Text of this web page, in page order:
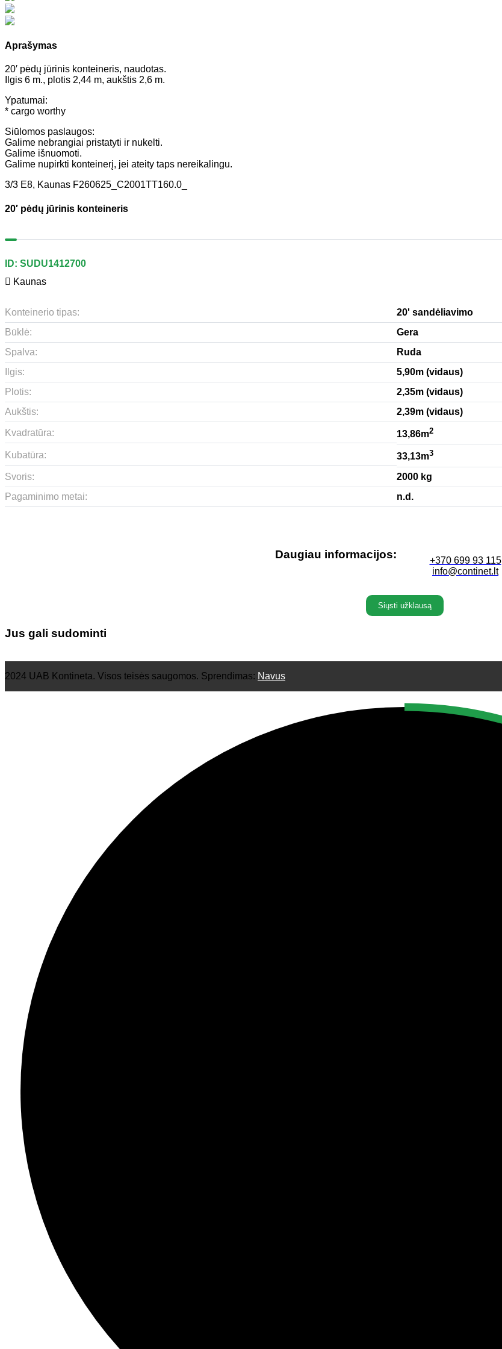
Aprašymas
20′ pėdų jūrinis konteineris, naudotas.
Ilgis 6 m., plotis 2,44 m, aukštis 2,6 m.
Ypatumai:
* cargo worthy
Siūlomos paslaugos:
Galime nebrangiai pristatyti ir nukelti.
Galime išnuomoti.
Galime nupirkti konteinerį, jei ateity taps nereikalingu.
3/3 E8, Kaunas F260625_C2001TT160.0_
20′ pėdų jūrinis konteineris
ID: SUDU1412700
Kaunas
Konteinerio tipas:
20' sandėliavimo
Būklė:
Gera
Spalva:
Ruda
Ilgis:
5,90m (vidaus)
Plotis:
2,35m (vidaus)
Aukštis:
2,39m (vidaus)
Kvadratūra: 13,86m2
Kubatūra: 33,13m3
Svoris:
2000 kg
Pagaminimo metai:
n.d.
Daugiau informacijos:
+370 699 93 115
info@continet.lt
Siųsti užklausą
Jus gali sudominti
2024 UAB Kontineta. Visos teisės saugomos. Sprendimas: Navus